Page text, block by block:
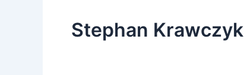
Stephan Krawczyk